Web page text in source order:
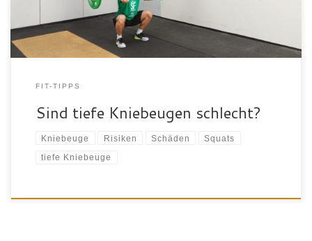
häufig kritisch beäugt, […]
FIT-TIPPS
Sind tiefe Kniebeugen schlecht?
Kniebeuge Risiken Schäden Squats
tiefe Kniebeuge